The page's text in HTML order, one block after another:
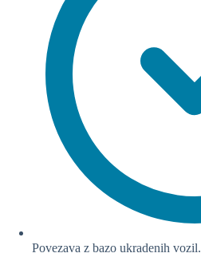
Povezava z bazo ukradenih vozil.